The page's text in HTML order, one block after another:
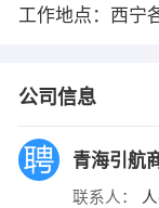
工作地点：西宁
公司信息
青海引航
联系人：